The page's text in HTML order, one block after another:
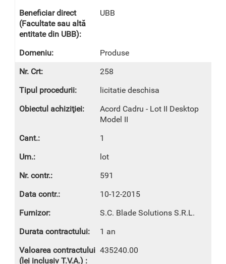
UBB
Produse
258
licitatie deschisa
Acord Cadru - Lot II Desktop
Model II
1
lot
591
10-12-2015
S.C. Blade Solutions S.R.L.
1 an
435240.00